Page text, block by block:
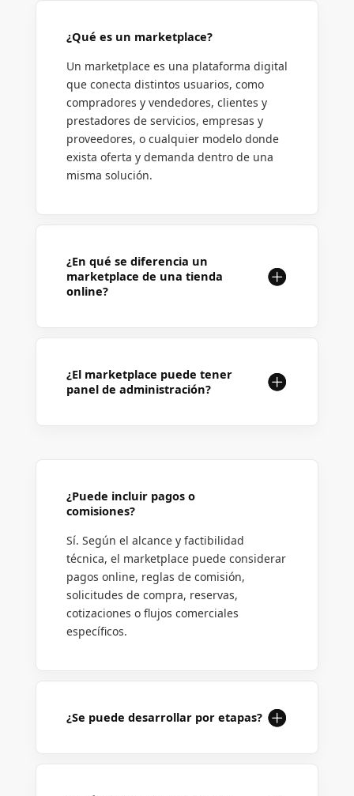
¿Qué es un marketplace?
Un marketplace es una plataforma digital
que conecta distintos usuarios, como
compradores y vendedores, clientes y
prestadores de servicios, empresas y
proveedores, o cualquier modelo donde
exista oferta y demanda dentro de una
misma solución.
¿En qué se diferencia un
marketplace de una tienda
online?
¿El marketplace puede tener
panel de administración?
¿Puede incluir pagos o
comisiones?
Sí. Según el alcance y factibilidad
técnica, el marketplace puede considerar
pagos online, reglas de comisión,
solicitudes de compra, reservas,
cotizaciones o flujos comerciales
específicos.
¿Se puede desarrollar por etapas?